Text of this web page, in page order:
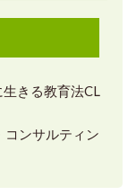
きる教育法CL
コンサルティン